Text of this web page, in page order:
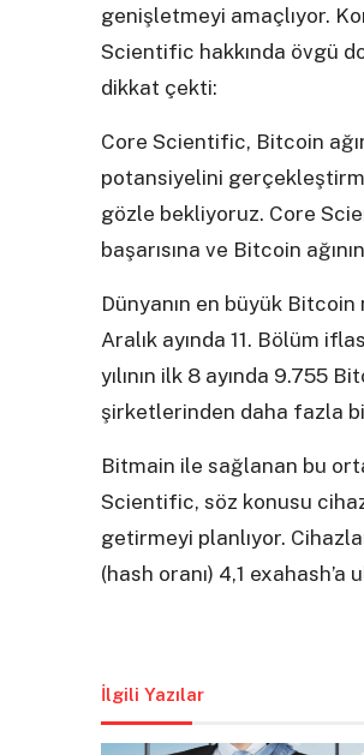
genişletmeyi amaçlıyor.
Scientific hakkında övgü
dikkat çekti:
Core Scientific, Bitcoin
potansiyelini
gözle bekliyoruz. Core
başarısına ve Bitcoin
Dünyanın en büyük
Aralık ayında 11. Bölüm
yılının ilk 8 ayında 9.755
şirketlerinden daha fazla
Bitmain ile sağlanan bu
Scientific, söz konusu
getirmeyi planlıyor.
(hash oranı) 4,1 exahash’a
İlgili Yazılar